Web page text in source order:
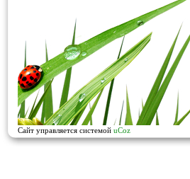
Сайт управляется системой uCoz